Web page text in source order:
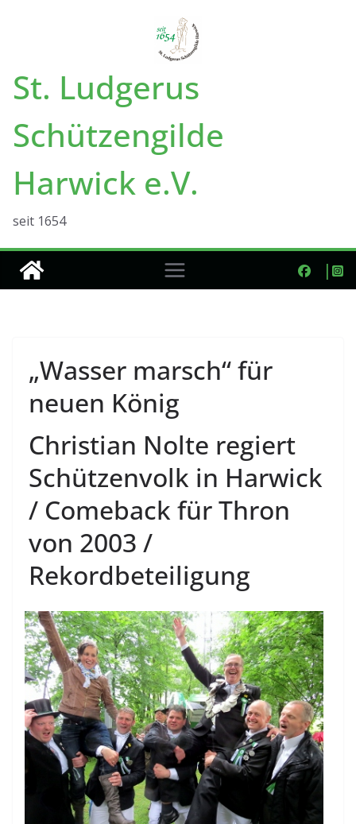
St. Ludgerus
Schützengilde
Harwick e.V.
seit 1654
„Wasser marsch“ für
neuen König
Christian Nolte regiert
Schützenvolk in Harwick
/ Comeback für Thron
von 2003 /
Rekordbeteiligung